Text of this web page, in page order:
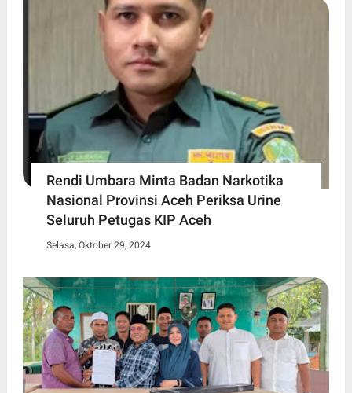
Rendi Umbara Minta Badan Narkotika
Nasional Provinsi Aceh Periksa Urine
Seluruh Petugas KIP Aceh
Selasa, Oktober 29, 2024